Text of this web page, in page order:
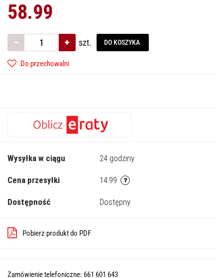
58.99
szt. DO KOSZYKA
Do przechowalni
Wysyłka w ciągu 24 godziny
Cena przesyłki 14.99
Dostępność Dostępny
Pobierz produkt do PDF
Zamówienie telefoniczne: 661 601 643